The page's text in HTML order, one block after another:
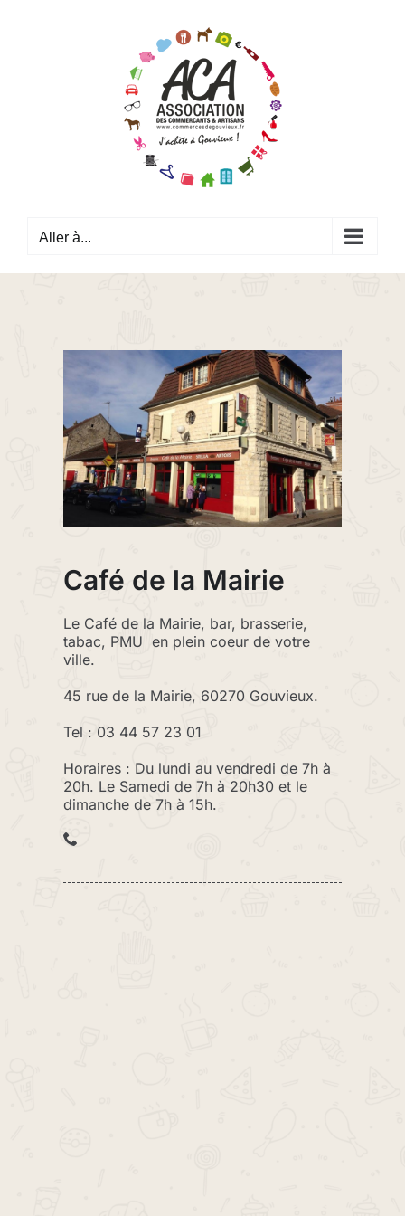
Aller à...
Café de la Mairie
Le Café de la Mairie, bar, brasserie,
tabac, PMU en plein coeur de votre
ville.
45 rue de la Mairie, 60270 Gouvieux.
Tel : 03 44 57 23 01
Horaires : Du lundi au vendredi de 7h à
20h. Le Samedi de 7h à 20h30 et le
dimanche de 7h à 15h.